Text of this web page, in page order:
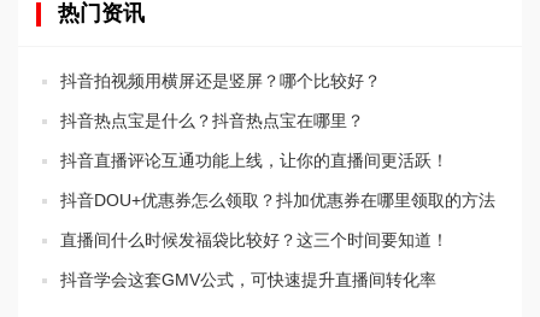
热门资讯
抖音拍视频用横屏还是竖屏？哪个比较好？
抖音热点宝是什么？抖音热点宝在哪里？
抖音直播评论互通功能上线，让你的直播间更活跃！
抖音DOU+优惠券怎么领取？抖加优惠券在哪里领取的方法
直播间什么时候发福袋比较好？这三个时间要知道！
抖音学会这套GMV公式，可快速提升直播间转化率